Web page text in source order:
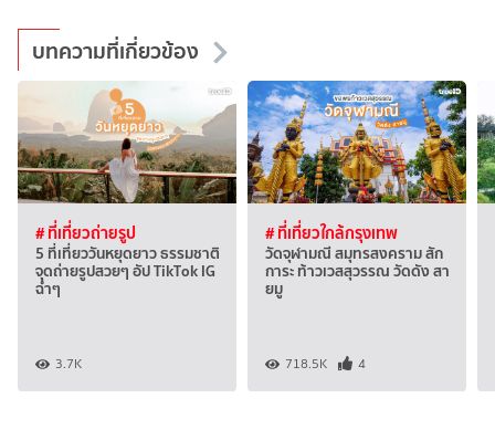
บทความที่เกี่ยวข้อง
# ที่เที่ยวถ่ายรูป
5 ที่เที่ยววันหยุดยาว ธรรมชาติ
จุดถ่ายรูปสวยๆ อัป TikTok IG
ฉ่ำๆ
3.7K
# ที่เที่ยวใกล้กรุงเทพ
วัดจุฬามณี สมุทรสงคราม สัก
การะ ท้าวเวสสุวรรณ วัดดัง สา
ยมู
718.5K 4